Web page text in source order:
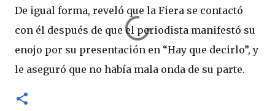
De igual forma, reveló que la Fiera se contactó
con él después de que el periodista manifestó su
enojo por su presentación en “Hay que decirlo”, y
le aseguró que no había mala onda de su parte.